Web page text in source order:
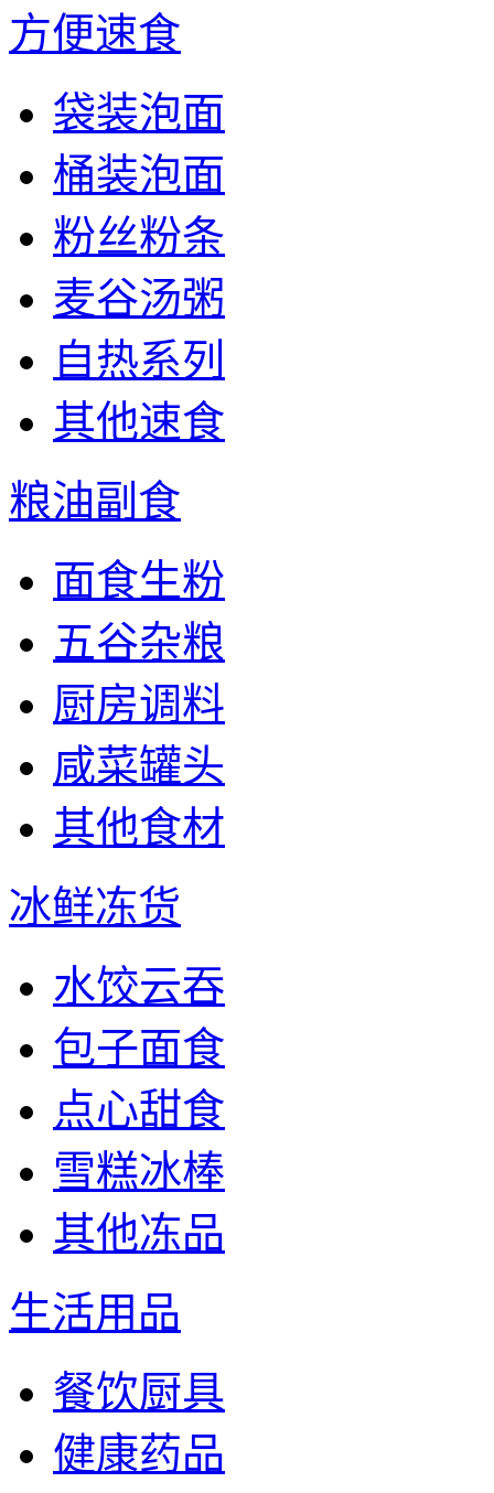
方便速食
袋装泡面
桶装泡面
粉丝粉条
麦谷汤粥
自热系列
其他速食
粮油副食
面食生粉
五谷杂粮
厨房调料
咸菜罐头
其他食材
冰鲜冻货
水饺云吞
包子面食
点心甜食
雪糕冰棒
其他冻品
生活用品
餐饮厨具
健康药品